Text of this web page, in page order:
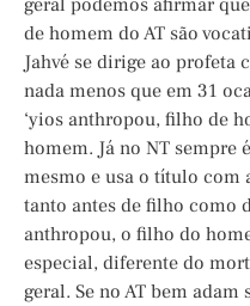
geral podemos afirmar
de homem do AT são
Jahvé se dirige ao profeta
nada menos que em 31
‘yios anthropou, filho de
homem. Já no NT sempre
mesmo e usa o título com
tanto antes de filho como
anthropou, o filho do
especial, diferente do
geral. Se no AT bem